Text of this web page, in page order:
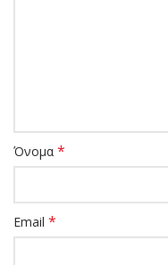
Όνομα *
Email *